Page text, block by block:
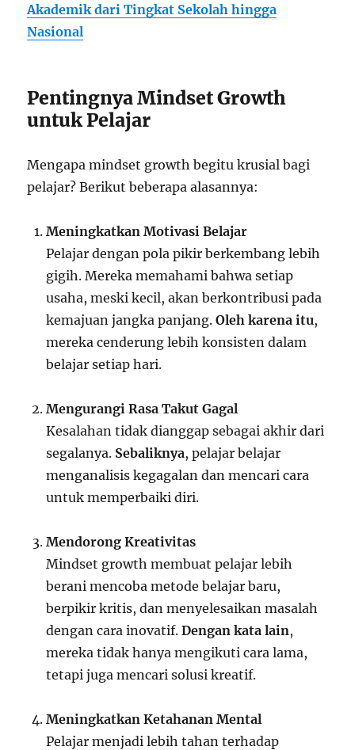
Akademik dari Tingkat Sekolah hingga
Nasional
Pentingnya Mindset Growth
untuk Pelajar
Mengapa mindset growth begitu krusial bagi
pelajar? Berikut beberapa alasannya:
Meningkatkan Motivasi Belajar
Pelajar dengan pola pikir berkembang lebih
gigih. Mereka memahami bahwa setiap
usaha, meski kecil, akan berkontribusi pada
kemajuan jangka panjang.Oleh karena itu,
mereka cenderung lebih konsisten dalam
belajar setiap hari.
Mengurangi Rasa Takut Gagal
Kesalahan tidak dianggap sebagai akhir dari
segalanya. Sebaliknya, pelajar belajar
menganalisis kegagalan dan mencari cara
untuk memperbaiki diri.
Mendorong Kreativitas
Mindset growth membuat pelajar lebih
berani mencoba metode belajar baru,
berpikir kritis, dan menyelesaikan masalah
dengan cara inovatif.Dengan kata lain,
mereka tidak hanya mengikuti cara lama,
tetapi juga mencari solusi kreatif.
Meningkatkan Ketahanan Mental
Pelajar menjadi lebih tahan terhadap